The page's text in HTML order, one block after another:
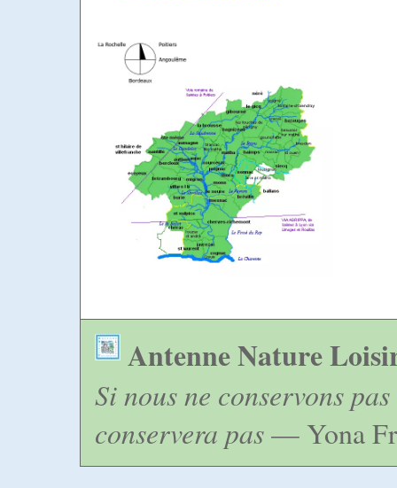
Antenne Nature
Si nous ne conservons
conservera pas— Yona